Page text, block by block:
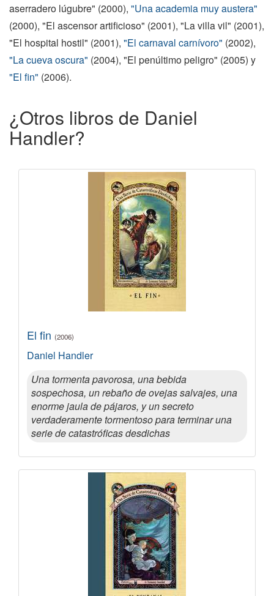
aserradero lúgubre" (2000), "Una academia muy austera"
(2000), "El ascensor artificioso" (2001), "La villa vil" (2001),
"El hospital hostil" (2001), "El carnaval carnívoro" (2002),
"La cueva oscura" (2004), "El penúltimo peligro" (2005) y
"El fin" (2006).
¿Otros libros de Daniel
Handler?
El fin (2006)
Daniel Handler
Una tormenta pavorosa, una bebida
sospechosa, un rebaño de ovejas salvajes, una
enorme jaula de pájaros, y un secreto
verdaderamente tormentoso para terminar una
serie de catastróficas desdichas